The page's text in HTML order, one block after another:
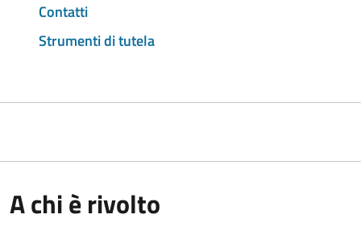
Contatti
Strumenti di tutela
A chi è rivolto